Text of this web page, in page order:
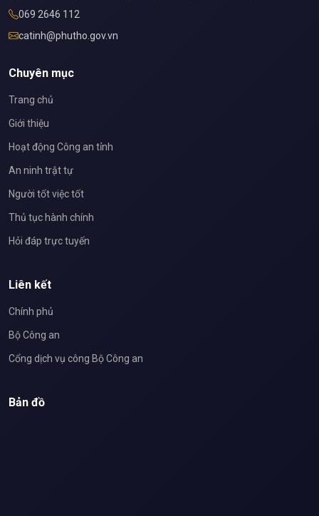
069 2646 112
catinh@phutho.gov.vn
Chuyên mục
Trang chủ
Giới thiệu
Hoạt động Công an tỉnh
An ninh trật tự
Người tốt việc tốt
Thủ tục hành chính
Hỏi đáp trực tuyến
Liên kết
Chính phủ
Bộ Công an
Cổng dịch vụ công Bộ Công an
Bản đồ